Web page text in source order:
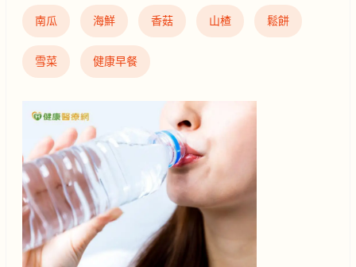
南瓜 海鮮 香菇 山楂 鬆餅
雪菜 健康早餐